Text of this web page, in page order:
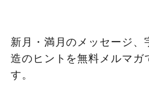
新月・満月のメッセージ、
造のヒントを無料メルマガ
す。